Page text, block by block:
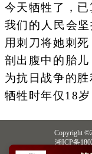
今天牺牲了，已
我们的人民会
用刺刀将她刺
剖出腹中的胎
为抗日战争的
牺牲时年仅18岁
Copyright
湘ICP备
中央网信办违法和不良